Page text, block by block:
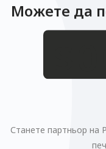
Можете да
Станете партньор на